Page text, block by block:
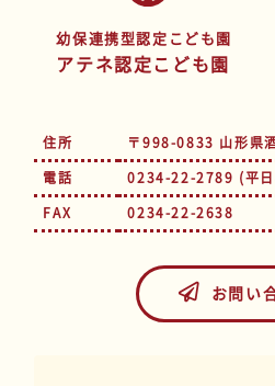
幼保連携型認定こども園
アテネ認定こども園
住所
〒998-0833 山形県
電話
0234-22-2789 (平
FAX
0234-22-2638
お問い